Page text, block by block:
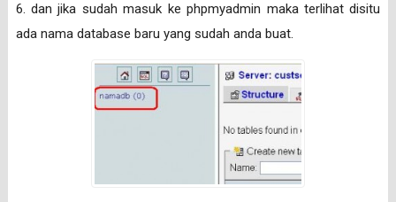
6. dan jika sudah masuk ke phpmyadmin maka terlihat disitu
ada nama database baru yang sudah anda buat.